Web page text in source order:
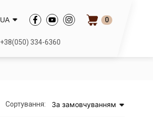
UA 0
+38(050) 334-6360
Сортування: За замовчуванням